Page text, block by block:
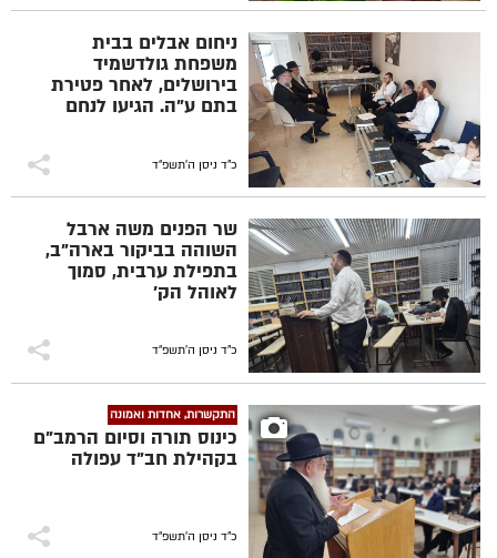
ניחום אבלים בבית
משפחת גולדשמיד
בירושלים, לאחר פטירת
בתם ע"ה. הגיעו לנחם
חב"ד צפת והשליח הרב
שלמה ביסטרצקי, רב העיר
כ"ד ניסן ה׳תשפ״ד
שר הפנים משה ארבל
השוהה בביקור בארה"ב,
בתפילת ערבית, סמוך
לאוהל הק'
כ"ד ניסן ה׳תשפ״ד
התקשרות, אחדות ואמונה
כינוס תורה וסיום הרמב"ם
בקהילת חב"ד עפולה
כ"ד ניסן ה׳תשפ״ד